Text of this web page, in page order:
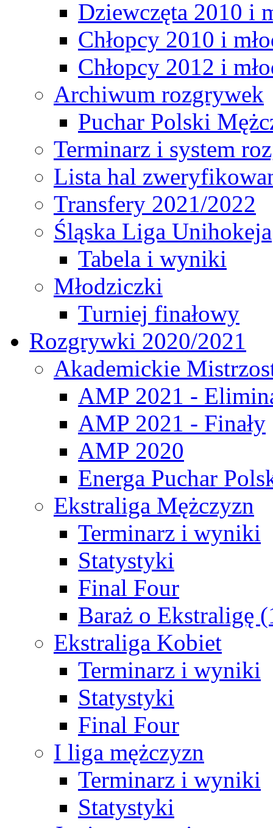
Dziewczęta 2010 i
Chłopcy 2010 i
Chłopcy 2012 i
Archiwum rozgrywek
Puchar Polski
Terminarz i system
Lista hal
Transfery 2021/2022
Śląska Liga Unihokeja
Tabela i wyniki
Młodziczki
Turniej finałowy
Rozgrywki 2020/2021
Akademickie
AMP 2021 -
AMP 2021 - Finały
AMP 2020
Energa Puchar
Ekstraliga Mężczyzn
Terminarz i wyniki
Statystyki
Final Four
Baraż o Ekstraligę
Ekstraliga Kobiet
Terminarz i wyniki
Statystyki
Final Four
I liga mężczyzn
Terminarz i wyniki
Statystyki